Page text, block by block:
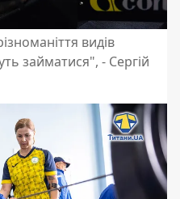
видів
займатися", - Сергій